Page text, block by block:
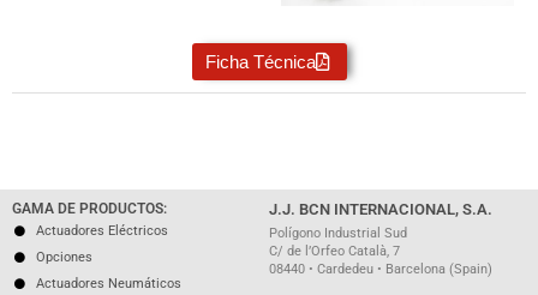
Ficha Técnica
GAMA DE PRODUCTOS:
Actuadores Eléctricos
Opciones
Actuadores Neumáticos
J.J. BCN INTERNACIONAL, S.A.
Polígono Industrial Sud
C/ de l’Orfeo Català, 7
08440 • Cardedeu • Barcelona (Spain)